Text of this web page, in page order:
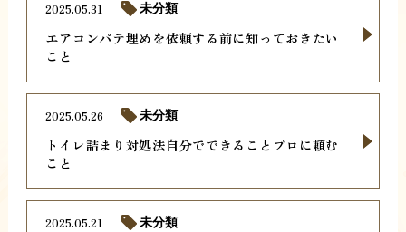
エアコンパテ埋めを依頼する前に知っておきたい
こと
2025.05.31 未分類
トイレ詰まり対処法自分でできることプロに頼む
こと
2025.05.26 未分類
2025.05.21 未分類